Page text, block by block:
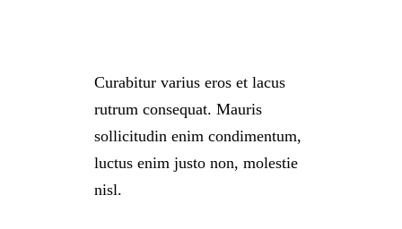
Curabitur varius eros et lacus
rutrum consequat. Mauris
sollicitudin enim condimentum,
luctus enim justo non, molestie
nisl.